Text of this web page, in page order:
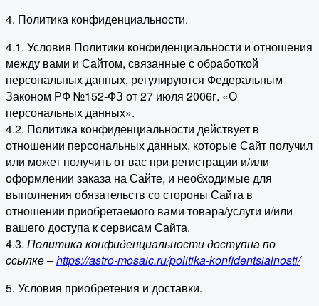
4. Политика конфиденциальности.
4.1. Условия Политики конфиденциальности и отношения
между вами и Сайтом, связанные с обработкой
персональных данных, регулируются Федеральным
Законом РФ №152-ФЗ от 27 июля 2006г. «О
персональных данных».
4.2. Политика конфиденциальности действует в
отношении персональных данных, которые Сайт получил
или может получить от вас при регистрации и/или
оформлении заказа на Сайте, и необходимые для
выполнения обязательств со стороны Сайта в
отношении приобретаемого вами товара/услуги и/или
вашего доступа к сервисам Сайта.
4.3. Политика конфиденциальности доступна по
ссылке –https://astro-mosaic.ru/politika-konfidentsialnosti/
5. Условия приобретения и доставки.